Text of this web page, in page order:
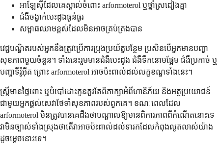
អាឡែស៊ីដែលគេស្គាល់ចំពោះ arformoterol ឬថ្នាំស្រដៀងគ្នា
ជំងឺចង្វាក់បេះដូងធ្ងន់ធ្ងរ
សម្ពាធឈាមខ្ពស់ដែលមិនអាចគ្រប់គ្រងបាន
វេជ្ជបណ្ឌិតរបស់អ្នកនឹងត្រូវប្រើការប្រុងប្រយ័ត្នបន្ថែម ប្រសិនបើអ្នកមានបញ្ហា
សុខភាពមួយចំនួន។ ទាំងនេះរួមមានជំងឺបេះដូង ជំងឺទឹកនោមផ្អែម ជំងឺប្រកាច់ ឬ
បញ្ហាទីរ៉ូអ៊ីត ព្រោះ arformoterol អាចប៉ះពាល់ដល់លក្ខខណ្ឌទាំងនេះ។
ស្ត្រីមានផ្ទៃពោះ ឬបំបៅដោះកូនគួរតែពិភាក្សាអំពីហានិភ័យ និងអត្ថប្រយោជន៍
ជាមួយអ្នកផ្តល់សេវាថែទាំសុខភាពរបស់ពួកគេ។ ខណៈពេលដែល
arformoterol មិនត្រូវបានគេដឹងថាបណ្តាលឱ្យមានពិការភាពពីកំណើតនោះទេ
វាមិនច្បាស់ទាំងស្រុងថាតើវាអាចប៉ះពាល់ដល់ទារកដែលកំពុងលូតលាស់យ៉ាង
ដូចម្តេចនោះទេ។